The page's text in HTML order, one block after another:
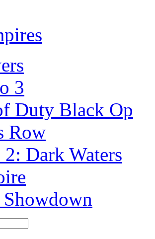
3
Duty Black Op
Row
2: Dark Waters